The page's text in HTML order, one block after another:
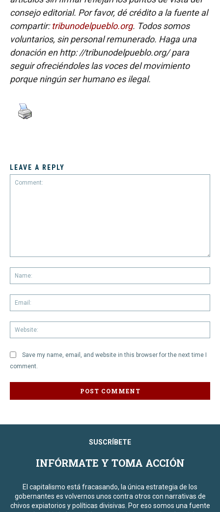
consejo editorial. Por favor, dé crédito a la fuente al
compartir:tribunodelpueblo.org. Todos somos
voluntarios, sin personal remunerado. Haga una
donación en http: //tribunodelpueblo.org/ para
seguir ofreciéndoles las voces del movimiento
porque ningún ser humano es ilegal.
LEAVE A REPLY
Save my name, email, and website in this browser for the next time I
comment.
SUSCRÍBETE
INFÓRMATE Y TOMA ACCIÓN
El capitalismo está fracasando, la única estrategia de los
gobernantes es volvernos unos contra otros con narrativas de
chivos expiatorios y políticas divisivas. Por eso somos una fuente